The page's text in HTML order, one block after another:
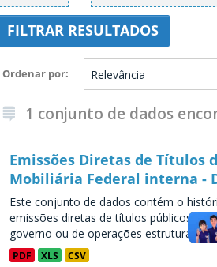
FILTRAR RESULTADOS
Ordenar por
1 conjunto de dados
Emissões Diretas de Títulos
Mobiliária Federal interna -
Este conjunto de dados contém o
emissões diretas de títulos públicos,
governo ou de operações estruturadas,
PDF XLS CSV